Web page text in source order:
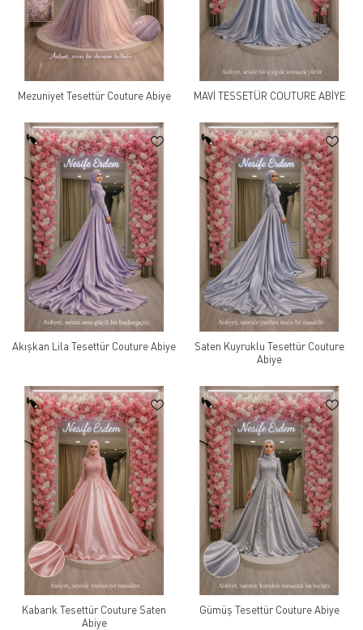
Mezuniyet Tesettür Couture Abiye MAVİ TESSETÜR COUTURE ABİYE
Akışkan Lila Tesettür Couture Abiye
Saten Kuyruklu Tesettür Couture
Abiye
Kabarık Tesettür Couture Saten
Abiye
Gümüş Tesettür Couture Abiye